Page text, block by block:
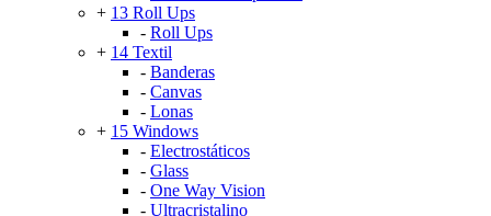
+ 13 Roll Ups
- Roll Ups
+ 14 Textil
- Banderas
- Canvas
- Lonas
+ 15 Windows
- Electrostáticos
- Glass
- One Way Vision
- Ultracristalino